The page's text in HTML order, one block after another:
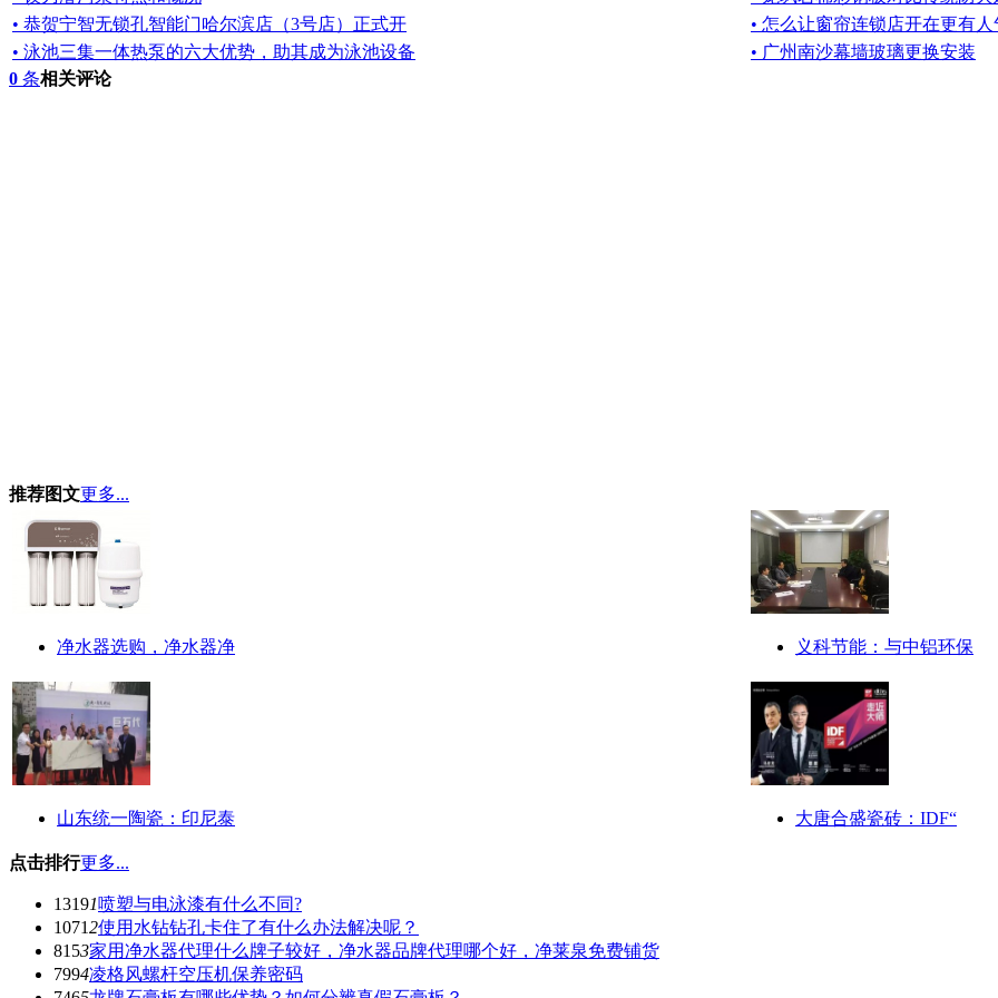
• 恭贺宁智无锁孔智能门哈尔滨店（3号店）正式开
• 怎么让窗帘连锁店开在更有人
• 泳池三集一体热泵的六大优势，助其成为泳池设备
• 广州南沙幕墙玻璃更换安装
0 条相关评论
推荐图文更多...
净水器选购，净水器净 义科节能：与中铝环保
山东统一陶瓷：印尼泰 大唐合盛瓷砖：IDF“
点击排行更多...
13191喷塑与电泳漆有什么不同?
10712使用水钻钻孔卡住了有什么办法解决呢？
8153家用净水器代理什么牌子较好，净水器品牌代理哪个好，净莱泉免费铺货
7994凌格风螺杆空压机保养密码